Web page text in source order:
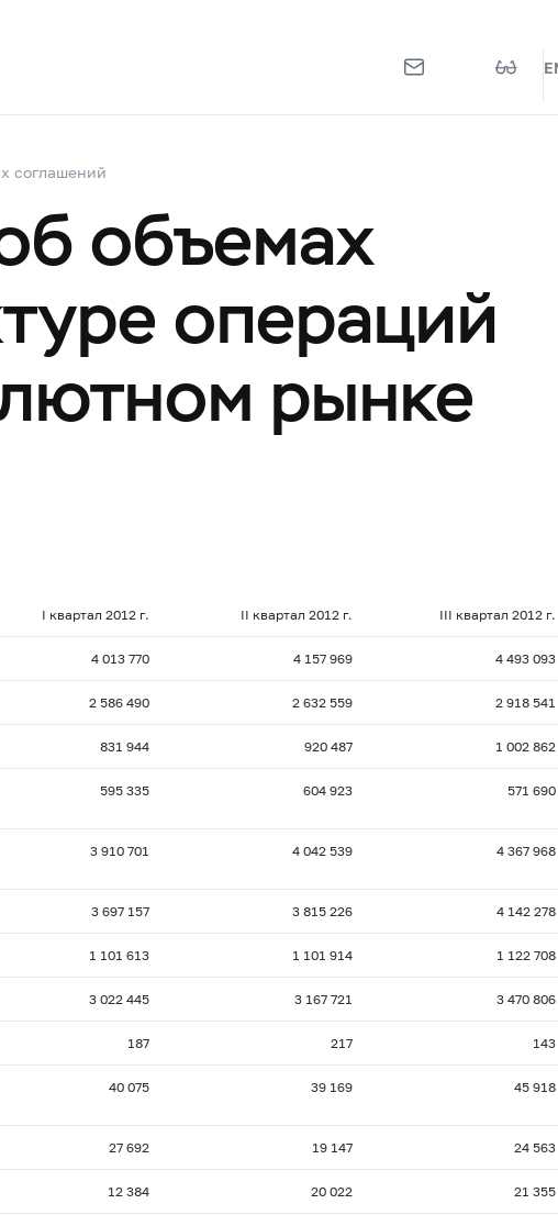
соглашений
объемах
операций
рынке
I квартал 2012 г. II квартал 2012 г. III квартал 2012 г.
4 013 770 4 157 969 4 493 093
2 586 490 2 632 559 2 918 541
831 944 920 487 1 002 862
595 335 604 923 571 690
3 910 701 4 042 539 4 367 968
3 697 157 3 815 226 4 142 278
1 101 613 1 101 914 1 122 708
3 022 445 3 167 721 3 470 806
187 217 143
40 075 39 169 45 918
27 692 19 147 24 563
12 384 20 022 21 355